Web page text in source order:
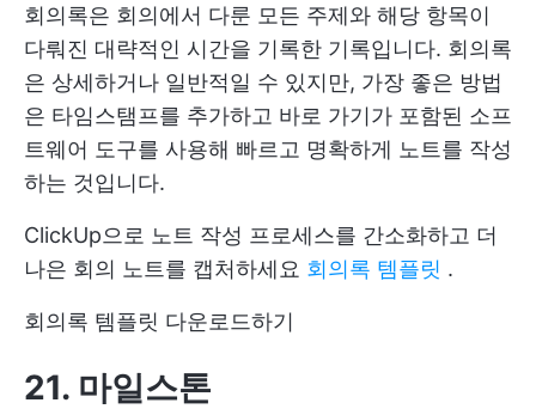
회의록은 회의에서 다룬 모든 주제와 해당 항목이
다뤄진 대략적인 시간을 기록한 기록입니다. 회의록
은 상세하거나 일반적일 수 있지만, 가장 좋은 방법
은 타임스탬프를 추가하고 바로 가기가 포함된 소프
트웨어 도구를 사용해 빠르고 명확하게 노트를 작성
하는 것입니다.
ClickUp으로 노트 작성 프로세스를 간소화하고 더
나은 회의 노트를 캡처하세요 회의록 템플릿 .
회의록 템플릿 다운로드하기
21. 마일스톤